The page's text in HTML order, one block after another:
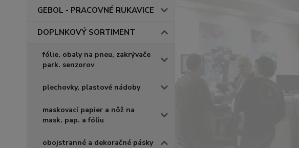
GEBOL - PRACOVNÉ RUKAVICE
DOPLNKOVÝ SORTIMENT
fólie, obaly na pneu, zakrývače
park. senzorov
plechovky, plastové nádoby
maskovací papier a nôž na
mask. pap. a fóliu
obojstranné a dekoračné pásky